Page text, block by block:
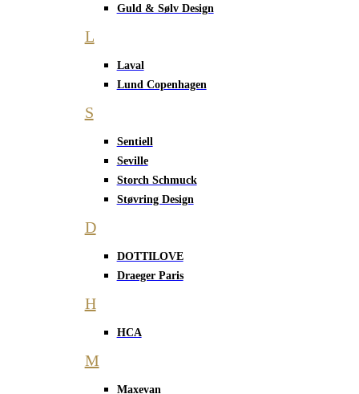
Guld & Sølv Design
L
Laval
Lund Copenhagen
S
Sentiell
Seville
Storch Schmuck
Støvring Design
D
DOTTILOVE
Draeger Paris
H
HCA
M
Maxevan